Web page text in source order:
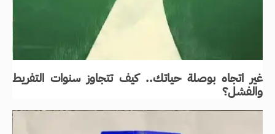
غير اتجاه بوصلة حياتك.. كيف تتجاوز سنوات التفريط
والفشل؟